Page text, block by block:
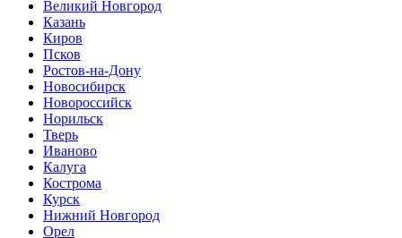
Великий Новгород
Казань
Киров
Псков
Ростов-на-Дону
Новосибирск
Новороссийск
Норильск
Тверь
Иваново
Калуга
Кострома
Курск
Нижний Новгород
Орел